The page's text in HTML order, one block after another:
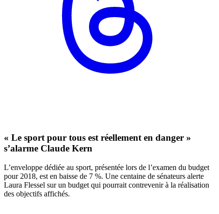
« Le sport pour tous est réellement en danger »
s’alarme Claude Kern
L’enveloppe dédiée au sport, présentée lors de l’examen du budget
pour 2018, est en baisse de 7 %. Une centaine de sénateurs alerte
Laura Flessel sur un budget qui pourrait contrevenir à la réalisation
des objectifs affichés.